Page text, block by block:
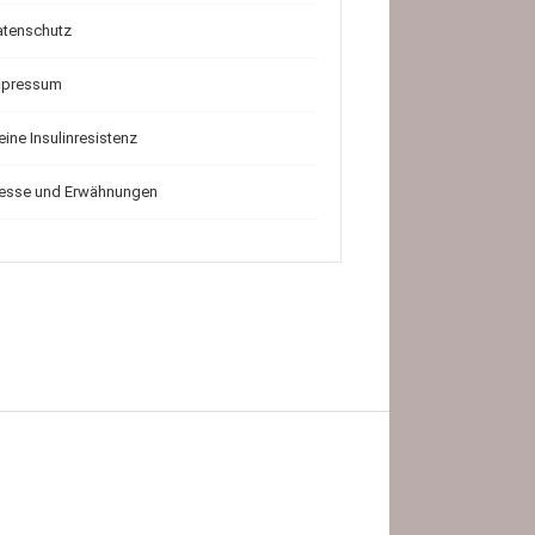
Insulinresistenz
und Erwähnungen